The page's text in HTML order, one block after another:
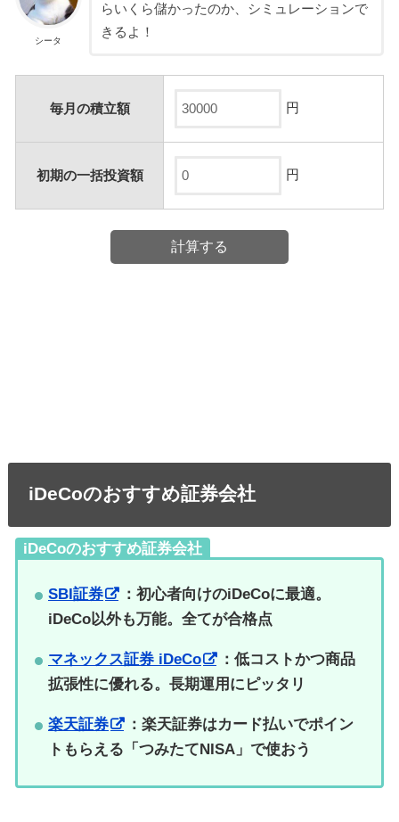
シータ
らいくら儲かったのか、シミュレーションで
きるよ！
毎月の積立額 円
初期の一括投資額 円
iDeCoのおすすめ証券会社
iDeCoのおすすめ証券会社
SBI証券
：初心者向けのiDeCoに最適。
iDeCo以外も万能。全てが合格点
マネックス証券 iDeCo
：低コストかつ商品
拡張性に優れる。長期運用にピッタリ
楽天証券
：楽天証券はカード払いでポイン
トもらえる「つみたてNISA」で使おう